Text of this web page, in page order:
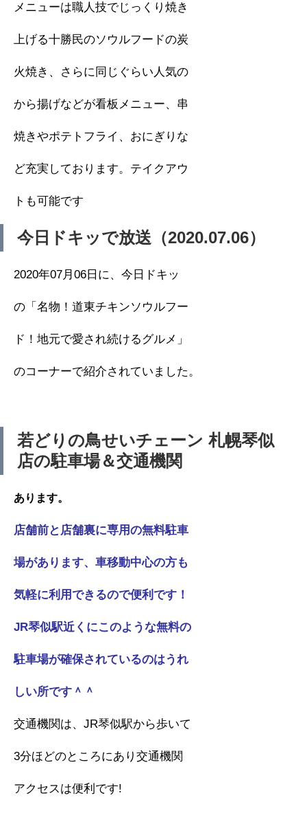
メニューは職人技でじっくり焼き
上げる十勝民のソウルフードの炭
火焼き、さらに同じぐらい人気の
から揚げなどが看板メニュー、串
焼きやポテトフライ、おにぎりな
ど充実しております。テイクアウ
トも可能です
今日ドキッで放送（2020.07.06）
2020年07月06日に、今日ドキッ
の「名物！道東チキンソウルフー
ド！地元で愛され続けるグルメ」
のコーナーで紹介されていました。
若どりの鳥せいチェーン 札幌琴似
店の駐車場＆交通機関
あります。
店舗前と店舗裏に専用の無料駐車
場があります、車移動中心の方も
気軽に利用できるので便利です！
JR琴似駅近くにこのような無料の
駐車場が確保されているのはうれ
しい所です＾＾
交通機関は、JR琴似駅から歩いて
3分ほどのところにあり交通機関
アクセスは便利です!